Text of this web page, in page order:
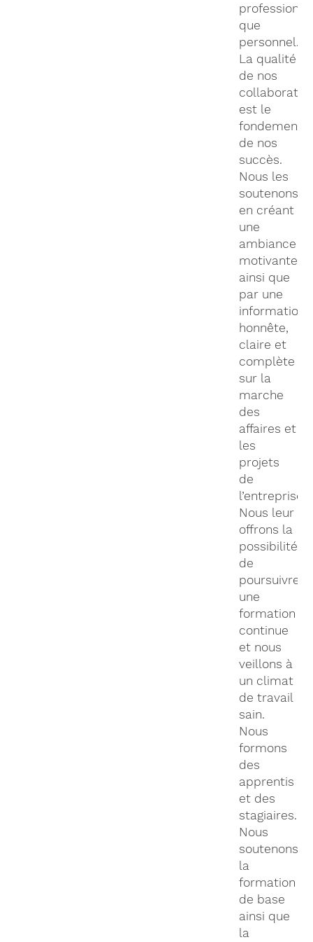
que
personnel.
La qualité
de nos
est le
fondement
de nos
succès.
Nous les
soutenons
en créant
une
ambiance
motivante
ainsi que
par une
information
honnête,
claire et
complète
sur la
marche
des
affaires et
les
projets
de
l’entreprise.
Nous leur
offrons la
possibilité
de
poursuivre
une
formation
continue
et nous
veillons à
un climat
de travail
sain.
Nous
formons
des
apprentis
et des
stagiaires.
Nous
soutenons
la
formation
de base
ainsi que
la